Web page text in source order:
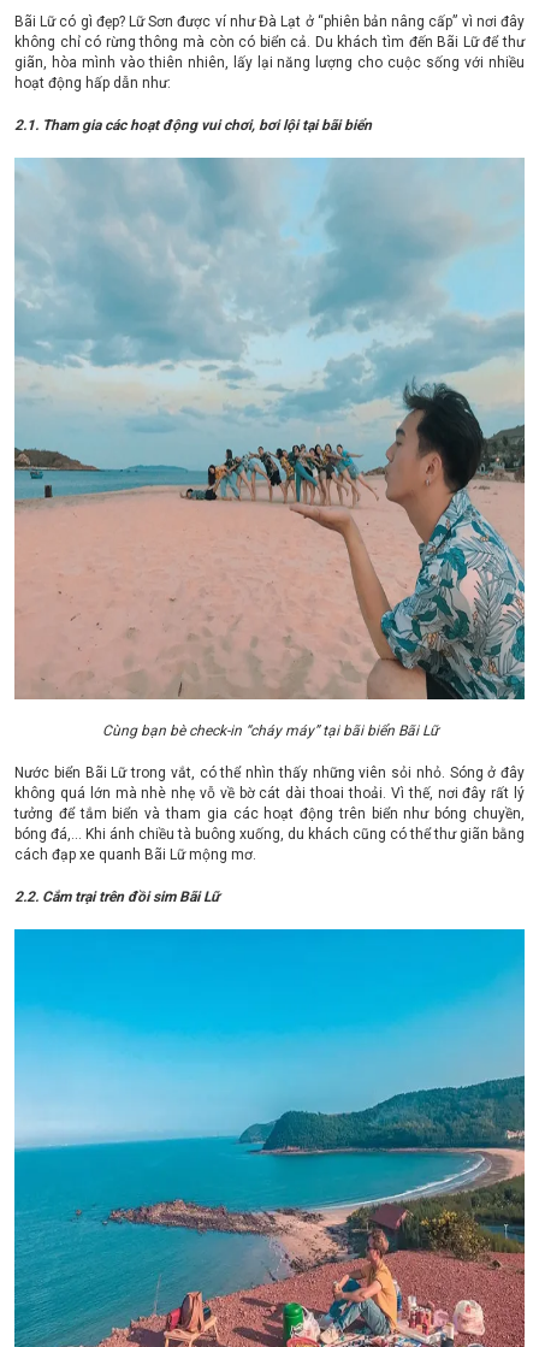
Bãi Lữ có gì đẹp? Lữ Sơn được ví như Đà Lạt ở “phiên bản nâng cấp” vì nơi đây
không chỉ có rừng thông mà còn có biển cả. Du khách tìm đến Bãi Lữ để thư
giãn, hòa mình vào thiên nhiên, lấy lại năng lượng cho cuộc sống với nhiều
hoạt động hấp dẫn như:
2.1. Tham gia các hoạt động vui chơi, bơi lội tại bãi biển
Cùng bạn bè check-in “cháy máy” tại bãi biển Bãi Lữ
Nước biển Bãi Lữ trong vắt, có thể nhìn thấy những viên sỏi nhỏ. Sóng ở đây
không quá lớn mà nhè nhẹ vỗ về bờ cát dài thoai thoải. Vì thế, nơi đây rất lý
tưởng để tắm biển và tham gia các hoạt động trên biển như bóng chuyền,
bóng đá,... Khi ánh chiều tà buông xuống, du khách cũng có thể thư giãn bằng
cách đạp xe quanh Bãi Lữ mộng mơ.
2.2. Cắm trại trên đồi sim Bãi Lữ